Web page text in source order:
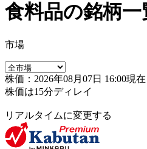
食料品の銘柄一
市場
株価：2026年08月07日 16:00現在
株価は15分ディレイ
リアルタイムに変更する